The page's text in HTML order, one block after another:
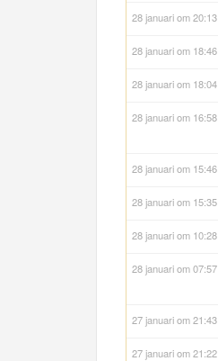
28 januari om 20:13
28 januari om 18:46
28 januari om 18:04
28 januari om 16:58
28 januari om 15:46
28 januari om 15:35
28 januari om 10:28
28 januari om 07:57
27 januari om 21:43
27 januari om 21:22